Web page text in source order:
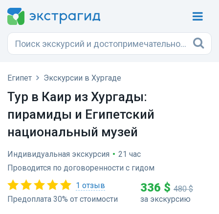
Египет Экскурсии в Хургаде
Тур в Каир из Хургады:
пирамиды и Египетский
национальный музей
Индивидуальная экскурсия • 21 час
Проводится по договоренности с гидом
1 отзыв
Предоплата 30% от стоимости
336 $ 480 $
за экскурсию